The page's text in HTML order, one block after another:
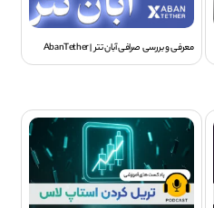
معرفی و بررسی صرافی آبان تتر | AbanTether